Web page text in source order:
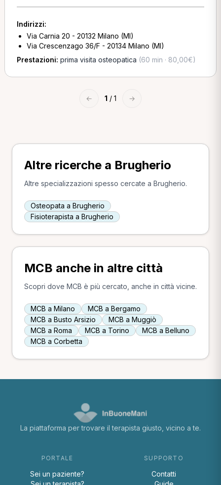
Indirizzi:
Via Carnia 20 - 20132 Milano (MI)
Via Crescenzago 36/F - 20134 Milano (MI)
Prestazioni: prima visita osteopatica (60 min · 80,00€)
← 1 / 1 →
Altre ricerche a Brugherio
Altre specializzazioni spesso cercate a Brugherio.
Osteopata a Brugherio
Fisioterapista a Brugherio
MCB anche in altre città
Scopri dove MCB è più cercato, anche in città vicine.
MCB a Milano
MCB a Bergamo
MCB a Busto Arsizio
MCB a Muggiò
MCB a Roma
MCB a Torino
MCB a Belluno
MCB a Corbetta
La piattaforma per trovare il terapista giusto, vicino a te.
PORTALE
Sei un paziente?
SUPPORTO
Contatti